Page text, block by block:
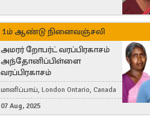
1ம் ஆண்டு நினைவஞ்சலி
அமரர் றோபர்ட் வரப்பிரகாசம்
அந்தோனிப்பிள்ளை
வரப்பிரகாசம்
மானிப்பாய், London Ontario, Canada
07 Aug, 2025